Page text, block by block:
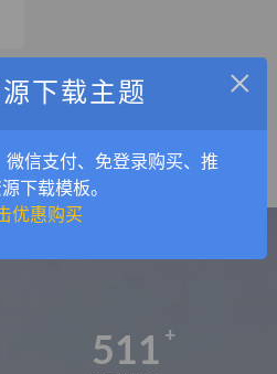
位 演 示
511
×
下载主题
微信支付、免登录购买、推
下载模板。
优惠购买